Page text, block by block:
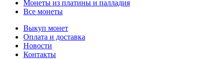
Монеты из платины и палладия
Все монеты
Выкуп монет
Оплата и доставка
Новости
Контакты